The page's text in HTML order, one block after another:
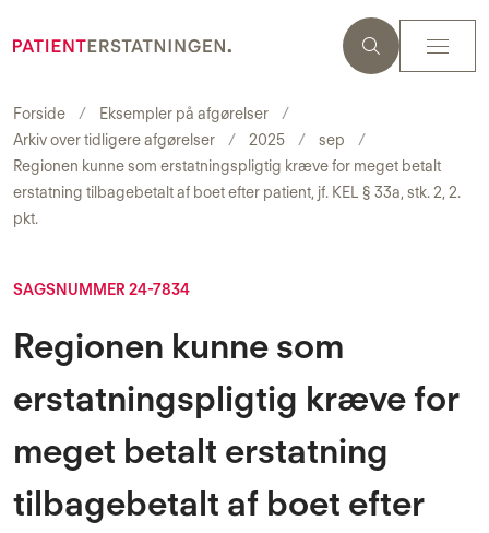
Forside
Eksempler på afgørelser
Arkiv over tidligere afgørelser
2025
sep
Regionen kunne som erstatningspligtig kræve for meget betalt
erstatning tilbagebetalt af boet efter patient, jf. KEL § 33a, stk. 2, 2.
pkt.
SAGSNUMMER 24-7834
Regionen kunne som
erstatningspligtig kræve for
meget betalt erstatning
tilbagebetalt af boet efter